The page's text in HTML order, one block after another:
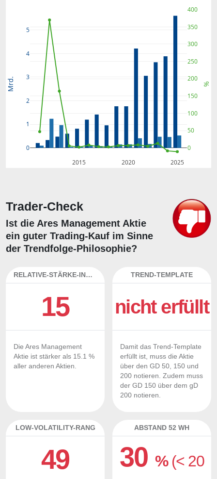
2015 2020 2025
0
1
2
3
4
5
0
50
100
150
200
250
300
350
400
Mrd. %
Trader-Check
Ist die Ares Management Aktie
ein guter Trading-Kauf im Sinne
der Trendfolge-Philosophie?
RELATIVE-STÄRKE-INDEX
15
Die Ares Management
Aktie ist stärker als 15.1 %
aller anderen Aktien.
TREND-TEMPLATE
nicht erfüllt
Damit das Trend-Template
erfüllt ist, muss die Aktie
über den GD 50, 150 und
200 notieren. Zudem muss
der GD 150 über dem gD
200 notieren.
LOW-VOLATILITY-RANG
49
ABSTAND 52 WH
30% (< 20